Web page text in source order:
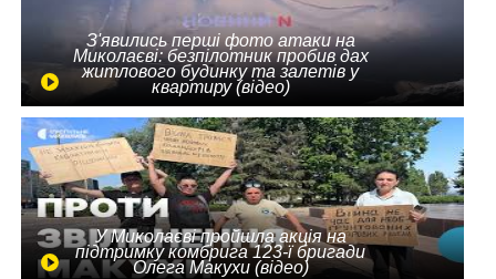
З'явились перші фото атаки на
Миколаєві: безпілотник пробив дах
житлового будинку та залетів у
квартиру (відео)
У Миколаєві пройшла акція на
підтримку комбрига 123-ї бригади
Олега Макухи (відео)